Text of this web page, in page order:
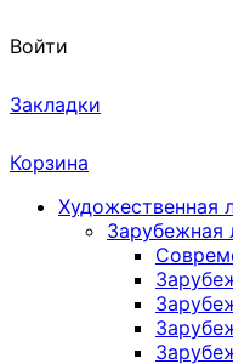
Войти
Закладки
Корзина
Художественная
Зарубежная